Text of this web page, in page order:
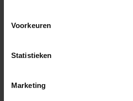
Voorkeuren
Statistieken
Marketing